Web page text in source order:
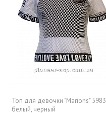
Топ для девочки "Marions" 5983
белый, черный